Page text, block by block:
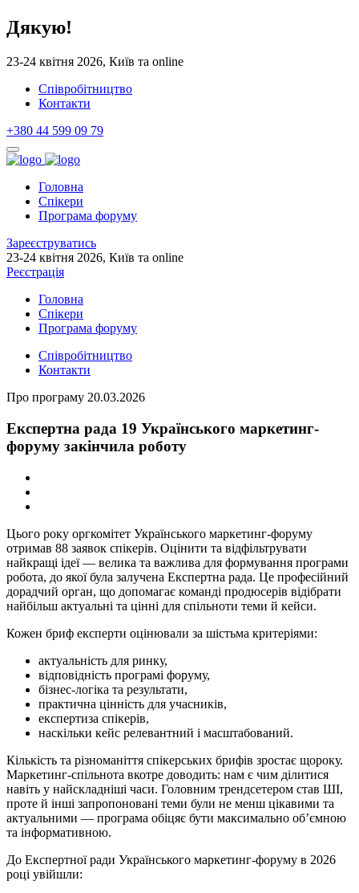
Дякую!
23-24 квітня 2026, Київ та online
Cпівробітництво
Контакти
+380 44 599 09 79
Головна
Спікери
Програма форуму
Зареєструватись
23-24 квітня 2026, Київ та online
Реєстрація
Головна
Спікери
Програма форуму
Cпівробітництво
Контакти
Про програму 20.03.2026
Експертна рада 19 Українського маркетинг-
форуму закінчила роботу
Цього року оргкомітет Українського маркетинг-форуму
отримав 88 заявок спікерів. Оцінити та відфільтрувати
найкращі ідеї— велика та важлива для формування програми
робота, до якої була залучена Експертна рада. Це професійний
дорадчий орган, що допомагає команді продюсерів відібрати
найбільш актуальні та цінні для спільноти теми й кейси.
Кожен бриф експерти оцінювали за шістьма критеріями:
актуальність для ринку,
відповідність програмі форуму,
бізнес-логіка та результати,
практична цінність для учасників,
експертиза спікерів,
наскільки кейс релевантний і масштабований.
Кількість та різноманіття спікерських брифів зростає щороку.
Маркетинг-спільнота вкотре доводить: нам є чим ділитися
навіть у найскладніші часи. Головним трендсетером став ШІ,
проте й інші запропоновані теми були не менш цікавими та
актуальними — програма обіцяє бути максимально об’ємною
та інформативною.
До Експертної ради Українського маркетинг-форуму в 2026
році увійшли: